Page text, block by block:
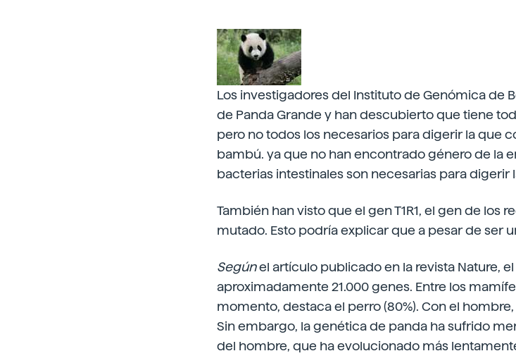
Los investigadores del Instituto de Genómica de
de Panda Grande y han descubierto que tiene
pero no todos los necesarios para digerir la que
bambú. ya que no han encontrado género de la
bacterias intestinales son necesarias para digerir
También han visto que el gen T1R1, el gen de los
mutado. Esto podría explicar que a pesar de ser
Segúnel artículo publicado en la revista Nature,
aproximadamente 21.000 genes. Entre los
momento, destaca el perro (80%). Con el
Sin embargo, la genética de panda ha sufrido
del hombre, que ha evolucionado más